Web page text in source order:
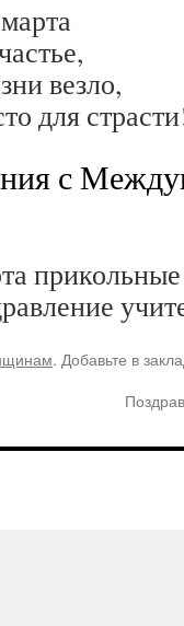
везло,
для
с
. Добавьте в